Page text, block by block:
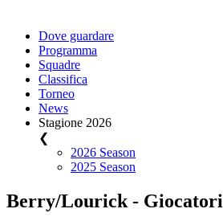
Dove guardare
Programma
Squadre
Classifica
Torneo
News
Stagione 2026
❮
2026 Season
2025 Season
Berry/Lourick - Giocatori